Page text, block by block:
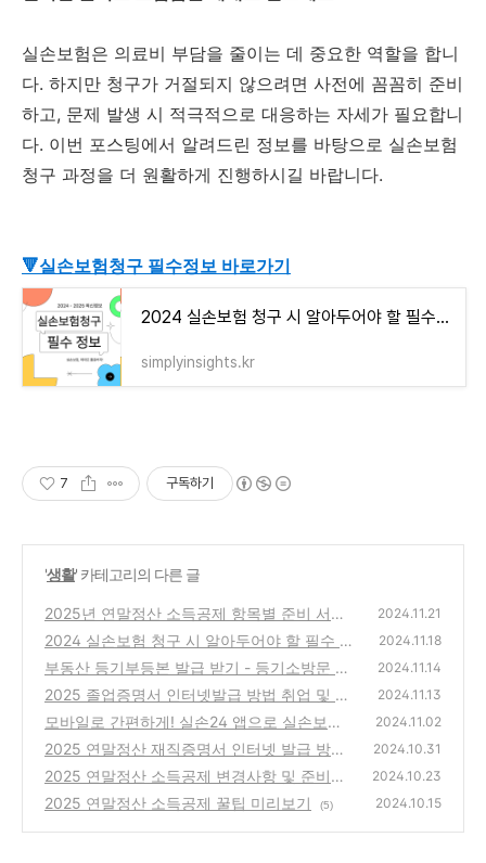
실손보험은 의료비 부담을 줄이는 데 중요한 역할을 합니
다. 하지만 청구가 거절되지 않으려면 사전에 꼼꼼히 준비
하고, 문제 발생 시 적극적으로 대응하는 자세가 필요합니
다. 이번 포스팅에서 알려드린 정보를 바탕으로 실손보험
청구 과정을 더 원활하게 진행하시길 바랍니다.
🔻실손보험청구 필수정보 바로가기
2024 실손보험 청구 시 알아두어야 할 필수 정보 꿀팁 5가지
simplyinsights.kr
7 구독하기
'생활' 카테고리의 다른 글
2025년 연말정산 소득공제 항목별 준비 서류
정리(최신)
(0)
2024.11.21
2024 실손보험 청구 시 알아두어야 할 필수 정
보 꿀팁 5가지
(0)
2024.11.18
부동산 등기부등본 발급 받기 - 등기소방문 무
인발급기 인터넷발급
(9)
2024.11.14
2025 졸업증명서 인터넷발급 방법 취업 및 연
말정산 서류
(5)
2024.11.13
모바일로 간편하게! 실손24 앱으로 실손보험
청구하기
(3)
2024.11.02
2025 연말정산 재직증명서 인터넷 발급 방법
알아보기
(5)
2024.10.31
2025 연말정산 소득공제 변경사항 및 준비해
야 할 것들
(3)
2024.10.23
2025 연말정산 소득공제 꿀팁 미리보기 (5) 2024.10.15